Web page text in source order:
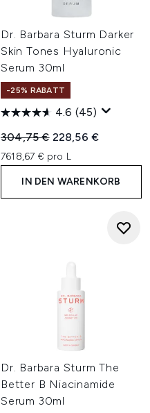
Dr. Barbara Sturm Darker
Skin Tones Hyaluronic
Serum 30ml
-25% RABATT
4.6 (45)
Unverbindliche
304,75 € Aktueller Preis:
228,56 €
7618,67 € pro L
IN DEN WARENKORB
Dr. Barbara Sturm The
Better B Niacinamide
Serum 30ml